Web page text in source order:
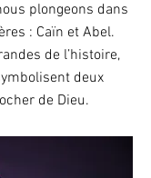
plongeons dans
: Caïn et Abel.
de l’histoire,
deux
de Dieu.